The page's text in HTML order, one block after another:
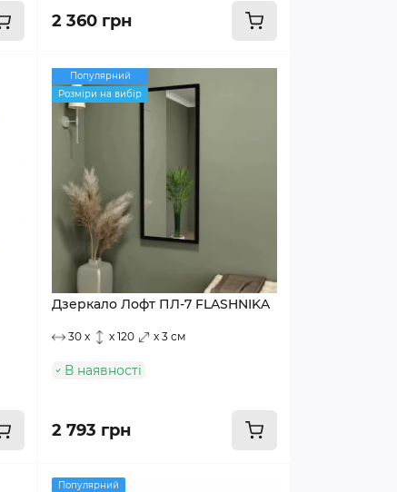
2 360 грн
Популярний
Розміри на вибір
Дзеркало Лофт ПЛ-7 FLASHNIKA
30 x x 120 x 3 см
В наявності
2 793 грн
Популярний